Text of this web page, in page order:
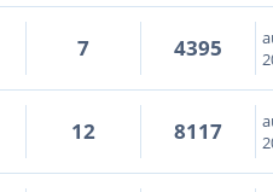
7 4395
12 8117